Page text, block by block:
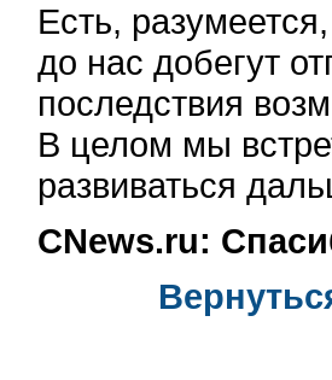
Есть,
до нас добегут
последствия
В целом мы
развиваться
CNews.ru: